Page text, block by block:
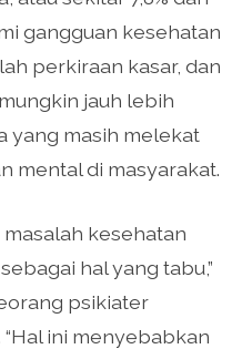
gangguan kesehatan
perkiraan kasar, dan
jauh lebih
yang masih melekat
mental di masyarakat.
masalah kesehatan
hal yang tabu,”
psikiater
ini menyebabkan